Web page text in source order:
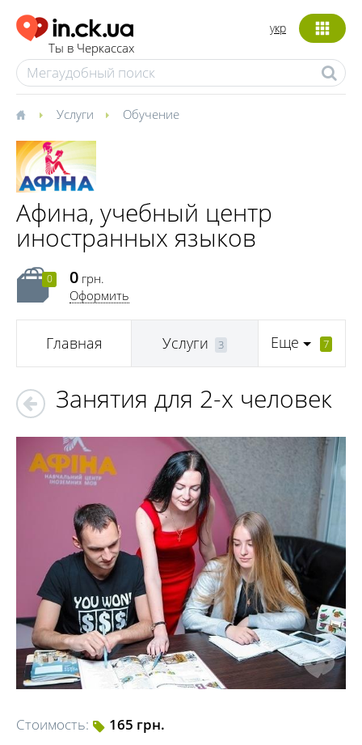
Ты в Черкассах
укр
Услуги Обучение
Афина, учебный центр
иностранных языков
0 0 грн.
Оформить
Главная Услуги 3 Еще 7
Занятия для 2-х человек
Стоимость:
165 грн.